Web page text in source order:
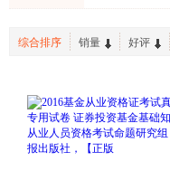
综合排序 销量 好评